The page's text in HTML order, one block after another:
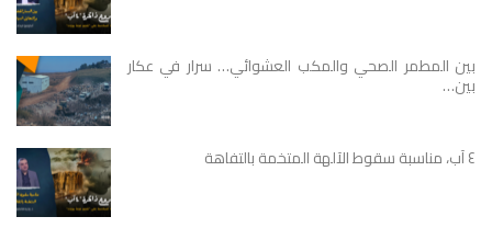
بين المطمر الصحي والمكب العشوائي… سرار في عكار
بين…
٤ آب، مناسبة سقوط الآلهة المتخمة بالتفاهة